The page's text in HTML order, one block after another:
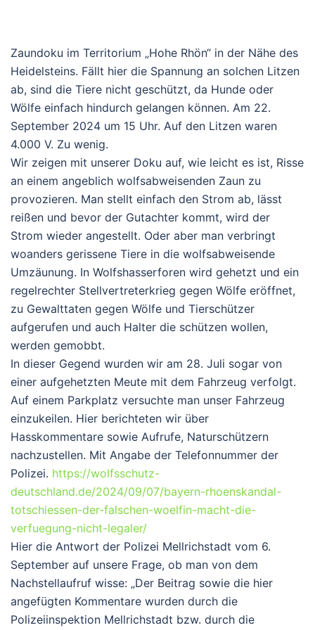
Zaundoku im Territorium „Hohe Rhön“ in der Nähe des
Heidelsteins. Fällt hier die Spannung an solchen Litzen
ab, sind die Tiere nicht geschützt, da Hunde oder
Wölfe einfach hindurch gelangen können. Am 22.
September 2024 um 15 Uhr. Auf den Litzen waren
4.000 V. Zu wenig.
Wir zeigen mit unserer Doku auf, wie leicht es ist, Risse
an einem angeblich wolfsabweisenden Zaun zu
provozieren. Man stellt einfach den Strom ab, lässt
reißen und bevor der Gutachter kommt, wird der
Strom wieder angestellt. Oder aber man verbringt
woanders gerissene Tiere in die wolfsabweisende
Umzäunung. In Wolfshasserforen wird gehetzt und ein
regelrechter Stellvertreterkrieg gegen Wölfe eröffnet,
zu Gewalttaten gegen Wölfe und Tierschützer
aufgerufen und auch Halter die schützen wollen,
werden gemobbt.
In dieser Gegend wurden wir am 28. Juli sogar von
einer aufgehetzten Meute mit dem Fahrzeug verfolgt.
Auf einem Parkplatz versuchte man unser Fahrzeug
einzukeilen. Hier berichteten wir über
Hasskommentare sowie Aufrufe, Naturschützern
nachzustellen. Mit Angabe der Telefonnummer der
Polizei. https://wolfsschutz-
deutschland.de/2024/09/07/bayern-rhoenskandal-
totschiessen-der-falschen-woelfin-macht-die-
verfuegung-nicht-legaler/
Hier die Antwort der Polizei Mellrichstadt vom 6.
September auf unsere Frage, ob man von dem
Nachstellaufruf wisse: „Der Beitrag sowie die hier
angefügten Kommentare wurden durch die
Polizeiinspektion Mellrichstadt bzw. durch die